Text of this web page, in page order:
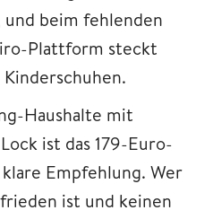
beim fehlenden
Plattform steckt
Haushalte mit
ist das 179-Euro-
Empfehlung. Wer
ist und keinen